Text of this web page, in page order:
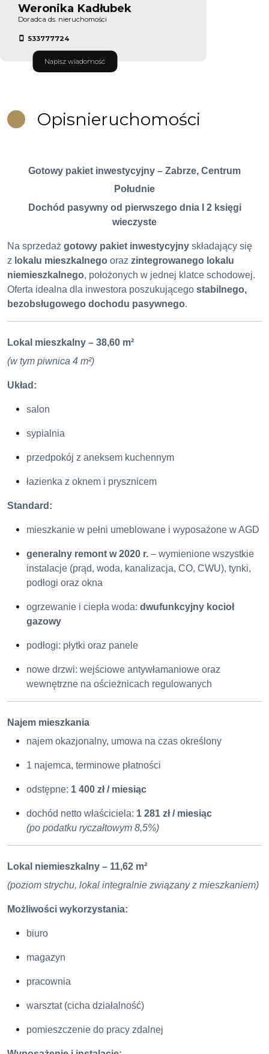
Weronika Kadłubek
Doradca ds. nieruchomości
533777724
Napisz wiadomość
Opisnieruchomości
Gotowy pakiet inwestycyjny – Zabrze, Centrum
Południe
Dochód pasywny od pierwszego dnia I 2 księgi
wieczyste
Na sprzedaż gotowy pakiet inwestycyjny składający się
z lokalu mieszkalnego oraz zintegrowanego lokalu
niemieszkalnego, położonych w jednej klatce schodowej.
Oferta idealna dla inwestora poszukującego stabilnego,
bezobsługowego dochodu pasywnego.
Lokal mieszkalny – 38,60 m²
(w tym piwnica 4 m²)
Układ:
salon
sypialnia
przedpokój z aneksem kuchennym
łazienka z oknem i prysznicem
Standard:
mieszkanie w pełni umeblowane i wyposażone w AGD
generalny remont w 2020 r. – wymienione wszystkie
instalacje (prąd, woda, kanalizacja, CO, CWU), tynki,
podłogi oraz okna
ogrzewanie i ciepła woda: dwufunkcyjny kocioł
gazowy
podłogi: płytki oraz panele
nowe drzwi: wejściowe antywłamaniowe oraz
wewnętrzne na ościeżnicach regulowanych
Najem mieszkania
najem okazjonalny, umowa na czas określony
1 najemca, terminowe płatności
odstępne: 1 400 zł / miesiąc
dochód netto właściciela: 1 281 zł / miesiąc
(po podatku ryczałtowym 8,5%)
Lokal niemieszkalny – 11,62 m²
(poziom strychu, lokal integralnie związany z mieszkaniem)
Możliwości wykorzystania:
biuro
magazyn
pracownia
warsztat (cicha działalność)
pomieszczenie do pracy zdalnej